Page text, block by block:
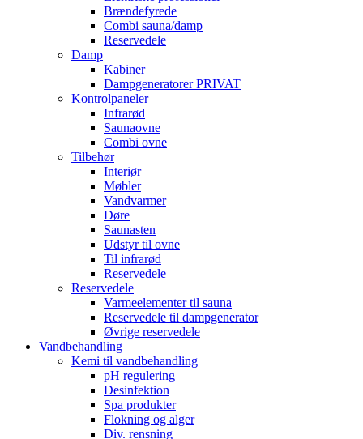
Brændefyrede
Combi sauna/damp
Reservedele
Damp
Kabiner
Dampgeneratorer PRIVAT
Kontrolpaneler
Infrarød
Saunaovne
Combi ovne
Tilbehør
Interiør
Møbler
Vandvarmer
Døre
Saunasten
Udstyr til ovne
Til infrarød
Reservedele
Reservedele
Varmeelementer til sauna
Reservedele til dampgenerator
Øvrige reservedele
Vandbehandling
Kemi til vandbehandling
pH regulering
Desinfektion
Spa produkter
Flokning og alger
Div. rensning